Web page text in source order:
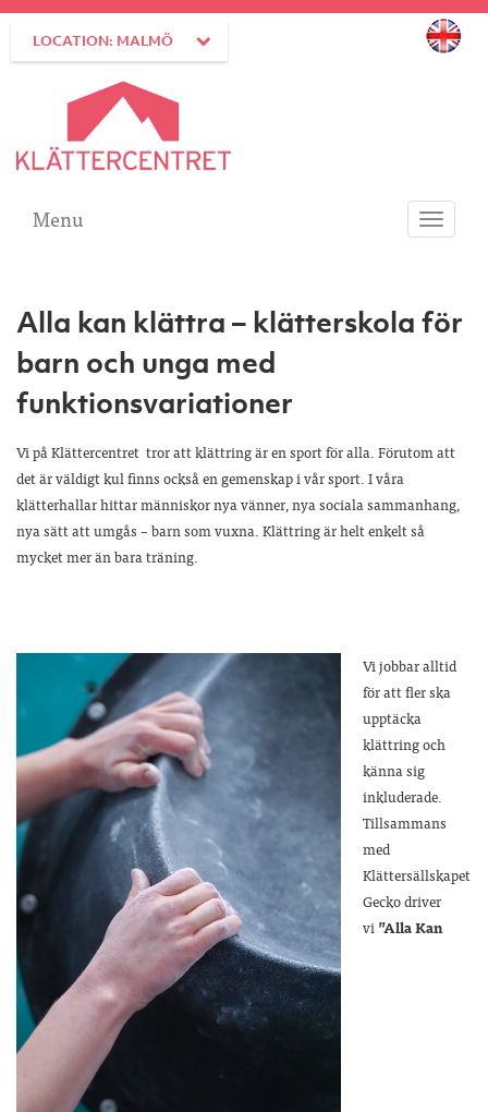
LOCATION: MALMÖ
Toggle
Menu
Alla kan klättra – klätterskola för
barn och unga med
funktionsvariationer
Vi på Klättercentret tror att klättring är en sport för alla. Förutom att
det är väldigt kul finns också en gemenskap i vår sport. I våra
klätterhallar hittar människor nya vänner, nya sociala sammanhang,
nya sätt att umgås – barn som vuxna. Klättring är helt enkelt så
mycket mer än bara träning.
Vi jobbar alltid
för att fler ska
upptäcka
klättring och
känna sig
inkluderade.
Tillsammans
med
Klättersällskapet
Gecko driver
vi”Alla Kan